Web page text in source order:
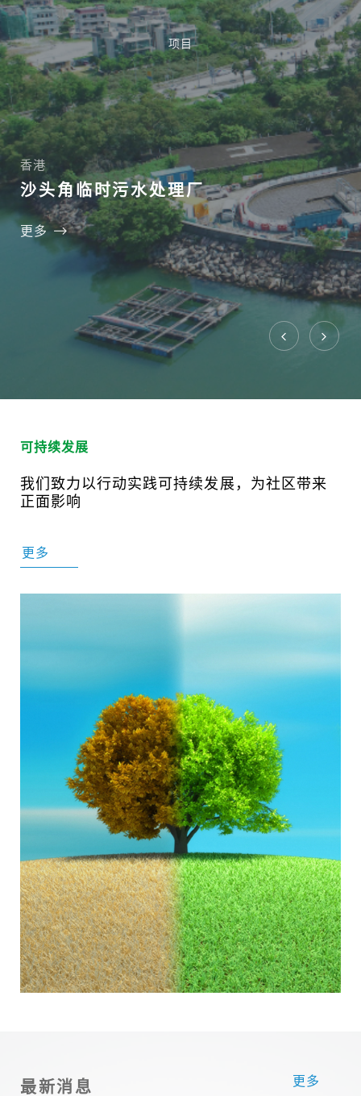
项目
香港
沙头角临时污水处理厂
更多
可持续发展
我们致力以行动实践可持续发展，为社区带来
正面影响
更多
最新消息 更多